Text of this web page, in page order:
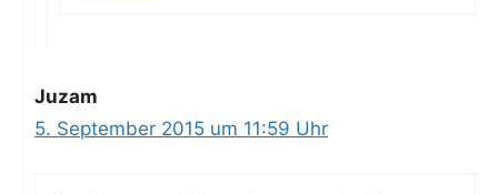
Juzam
5. September 2015 um 11:59 Uhr